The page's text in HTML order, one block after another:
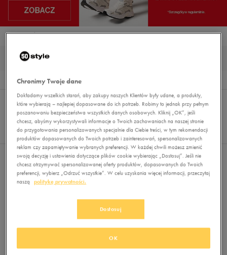
STRONA GŁÓWNA NIKE TANJUN
0
Wyników
Sortuj:
REKOMENDOWANE
FILTRUJ
Pokaż
60
z 0
Nie wybrano filtrów
Brak produktów do wyświetlenia
Chronimy Twoje dane
Dokładamy wszelkich starań, aby zakupy naszych Klientów były udane, a produkty,
które wybierają – najlepiej dopasowane do ich potrzeb. Robimy to jednak przy pełnym
poszanowaniu bezpieczeństwa wszystkich danych osobowych. Kliknij „OK”, jeśli
chcesz, abyśmy wykorzystywali informacje o Twoich zachowaniach na naszej stronie
do przygotowania personalizowanych specjalnie dla Ciebie treści, w tym rekomendacji
produktów dopasowanych do Twoich potrzeb i zainteresowań, spersonalizowanych
reklam czy zapamiętywanie wybranych preferencji. W każdej chwili możesz zmienić
swoją decyzję i ustawienia dotyczące plików cookie wybierając „Dostosuj”. Jeśli nie
chcesz otrzymywać spersonalizowanej oferty produktów, dopasowanych do Twoich
preferencji, wybierz „Odrzuć wszystkie”. W celu uzyskania więcej informacji, przeczytaj
naszą
politykę prywatności.
Dostosuj
OK